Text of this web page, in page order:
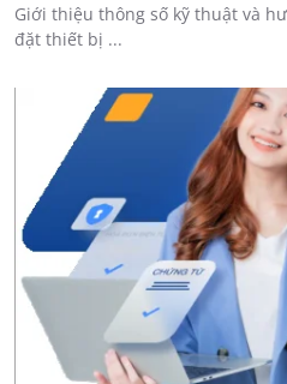
Giới thiệu thông số kỹ thuật và
đặt thiết bị ...